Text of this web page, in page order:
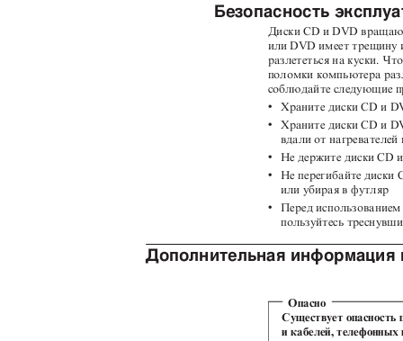
Безопасность
Диски CD и DVD
или DVD имеет трещину
разлететься на куски.
поломки компьютера
соблюдайте следующие
v Храните диски CD и
v Храните диски CD и
вдали от
v Не держите диски CD
v
Не перегибайте диски
или убирая в футляр
v Перед
пользуйтесь
Дополнительная информация
Опасно
Существует
и кабелей,